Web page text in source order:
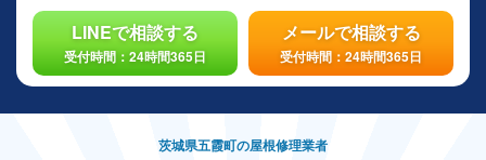
LINEで相談する
受付時間：24時間365日
メールで相談する
受付時間：24時間365日
茨城県五霞町の屋根修理業者